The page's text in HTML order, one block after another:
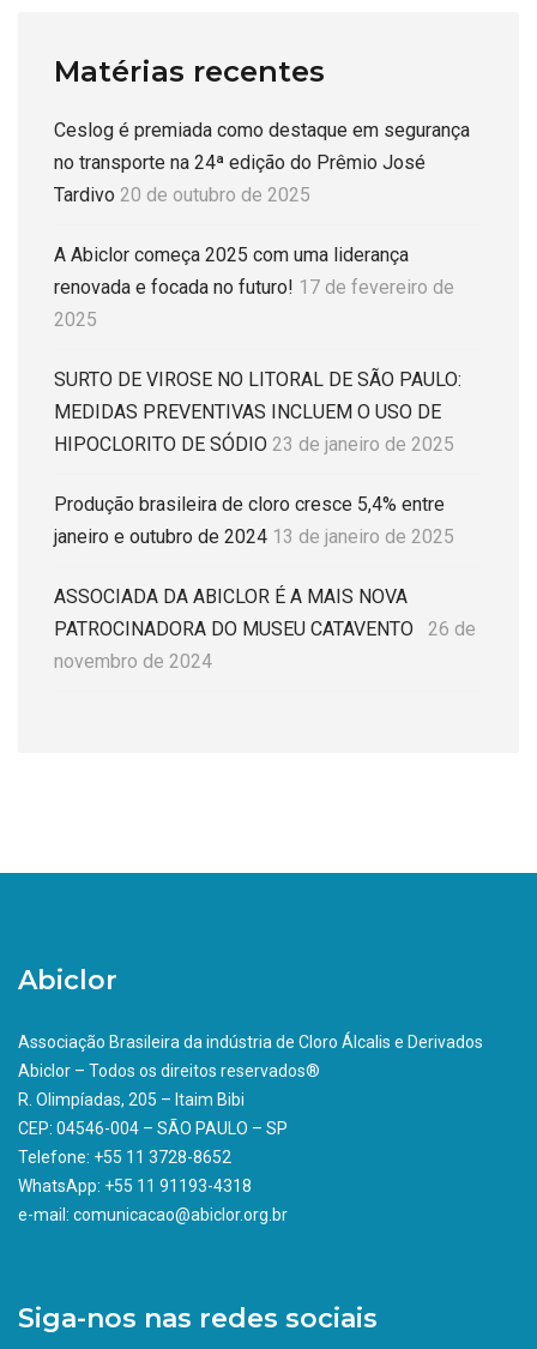
Matérias recentes
Ceslog é premiada como destaque em segurança
no transporte na 24ª edição do Prêmio José
Tardivo 20 de outubro de 2025
A Abiclor começa 2025 com uma liderança
renovada e focada no futuro! 17 de fevereiro de
2025
SURTO DE VIROSE NO LITORAL DE SÃO PAULO:
MEDIDAS PREVENTIVAS INCLUEM O USO DE
HIPOCLORITO DE SÓDIO 23 de janeiro de 2025
Produção brasileira de cloro cresce 5,4% entre
janeiro e outubro de 2024 13 de janeiro de 2025
ASSOCIADA DA ABICLOR É A MAIS NOVA
PATROCINADORA DO MUSEU CATAVENTO
26 de
novembro de 2024
Abiclor
Associação Brasileira da indústria de Cloro Álcalis e Derivados
Abiclor – Todos os direitos reservados®
R. Olimpíadas, 205 – Itaim Bibi
CEP: 04546-004 – SÃO PAULO – SP
Telefone: +55 11 3728-8652
WhatsApp: +55 11 91193-4318
e-mail: comunicacao@abiclor.org.br
Siga-nos nas redes sociais